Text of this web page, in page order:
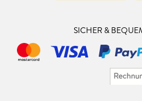
SICHER &